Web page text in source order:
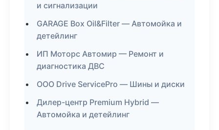
и сигнализации
GARAGE Box Oil&Filter — Автомойка и
детейлинг
ИП Моторс Автомир — Ремонт и
диагностика ДВС
ООО Drive ServicePro — Шины и диски
Дилер-центр Premium Hybrid —
Автомойка и детейлинг